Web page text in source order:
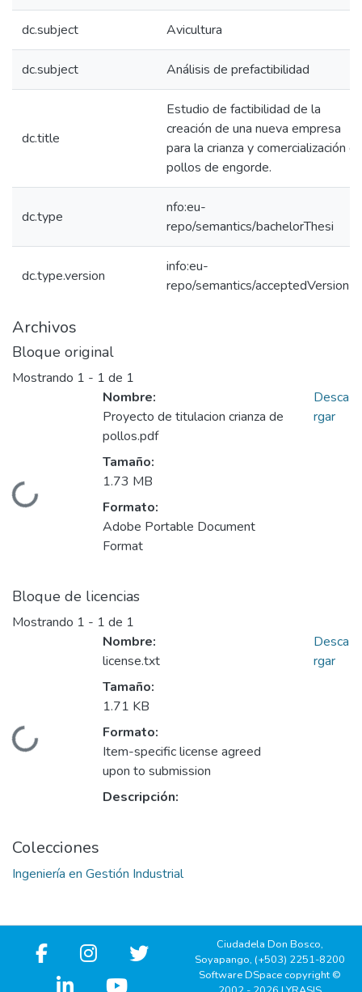
dc.subject Avicultura
dc.subject Análisis de prefactibilidad
dc.title
Estudio de factibilidad de la
creación de una nueva empresa
para la crianza y comercialización
pollos de engorde.
dc.type
nfo:eu-
repo/semantics/bachelorThesi
dc.type.version
info:eu-
repo/semantics/acceptedVersion
Archivos
Bloque original
Mostrando 1 - 1 de 1
Cargando...
Nombre:
Proyecto de titulacion crianza de
pollos.pdf
Tamaño:
1.73 MB
Formato:
Adobe Portable Document
Format
Desca
rgar
Bloque de licencias
Mostrando 1 - 1 de 1
Cargando...
Nombre:
license.txt
Tamaño:
1.71 KB
Formato:
Item-specific license agreed
upon to submission
Descripción:
Desca
rgar
Colecciones
Ingeniería en Gestión Industrial
Ciudadela Don Bosco,
Soyapango, (+503) 2251-8200
Software DSpace copyright ©